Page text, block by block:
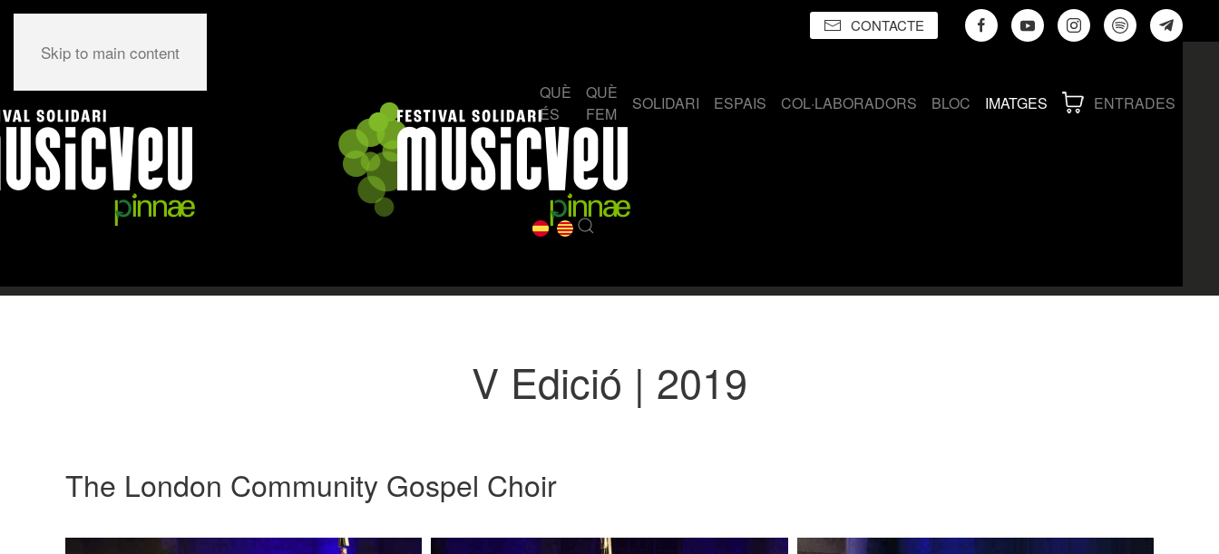
Skip to main content
CONTACTE
QUÈ
ÉS
QUÈ
FEM
SOLIDARI ESPAIS COL·LABORADORS BLOC IMATGES ENTRADES
V Edició | 2019
The London Community Gospel Choir